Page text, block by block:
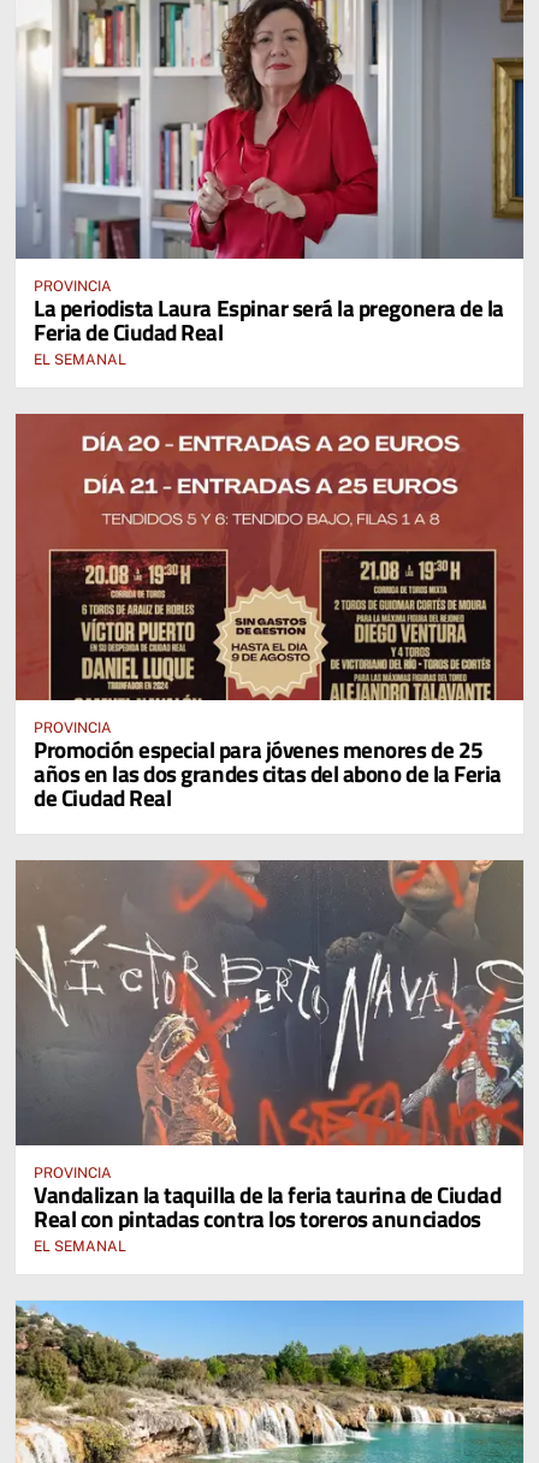
PROVINCIA
La periodista Laura Espinar será la pregonera de la
Feria de Ciudad Real
EL SEMANAL
PROVINCIA
Promoción especial para jóvenes menores de 25
años en las dos grandes citas del abono de la Feria
de Ciudad Real
PROVINCIA
Vandalizan la taquilla de la feria taurina de Ciudad
Real con pintadas contra los toreros anunciados
EL SEMANAL